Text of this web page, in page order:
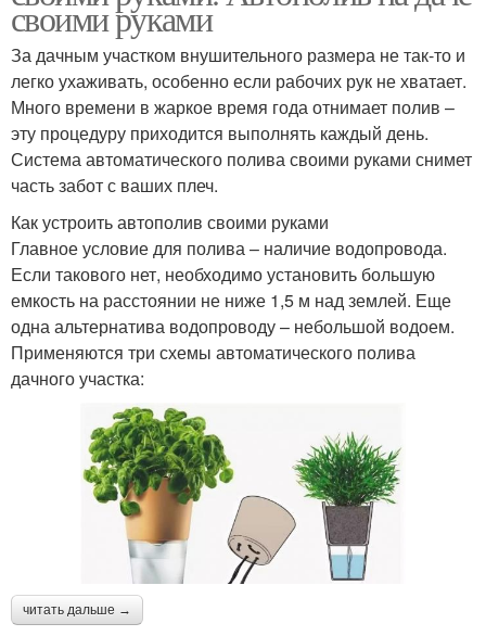
своими руками
За дачным участком внушительного размера не так-то и
легко ухаживать, особенно если рабочих рук не хватает.
Много времени в жаркое время года отнимает полив –
эту процедуру приходится выполнять каждый день.
Система автоматического полива своими руками снимет
часть забот с ваших плеч.
Как устроить автополив своими руками
Главное условие для полива – наличие водопровода.
Если такового нет, необходимо установить большую
емкость на расстоянии не ниже 1,5 м над землей. Еще
одна альтернатива водопроводу – небольшой водоем.
Применяются три схемы автоматического полива
дачного участка:
читать дальше →